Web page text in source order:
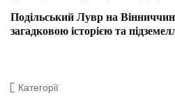
Подільський Лувр на
загадковою історією та
Категорії